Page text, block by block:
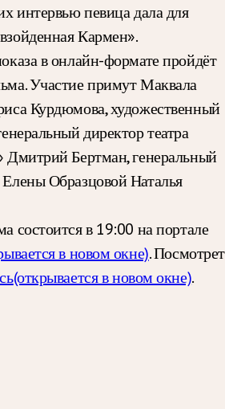
интервью певица дала для
Кармен».
в онлайн-формате пройдёт
Участие примут Маквала
Курдюмова, художественный
директор театра
Дмитрий Бертман, генеральный
Образцовой Наталья
состоится в 19:00 на портале
в новом окне).
(открывается в новом окне).